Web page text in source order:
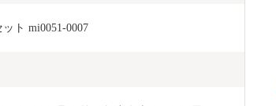
ト mi0051-0007